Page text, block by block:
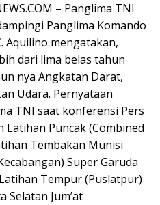
– Panglima TNI
Panglima Komando
Aquilino mengatakan,
dari lima belas tahun
nya Angkatan Darat,
Udara. Pernyataan
TNI saat konferensi Pers
Latihan Puncak (Combined
Tembakan Munisi
Super Garuda
Tempur (Puslatpur)
Selatan Jum’at